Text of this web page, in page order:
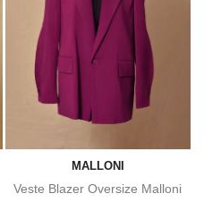
MALLONI
Veste Blazer Oversize Malloni